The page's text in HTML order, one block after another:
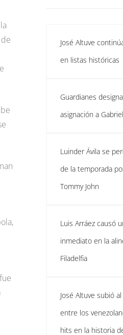
José Altuve
en listas históricas
Guardianes
asignación a
Luinder Ávila se
de la temporada
Tommy John
Luis Arráez causó
inmediato en la
Filadelfia
José Altuve subió
entre los
hits en la historia